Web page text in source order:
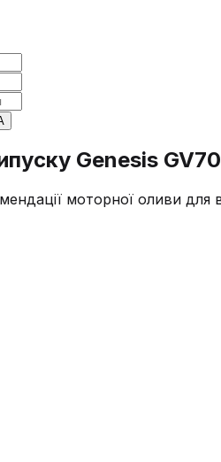
Genesis GV70
моторної оливи для